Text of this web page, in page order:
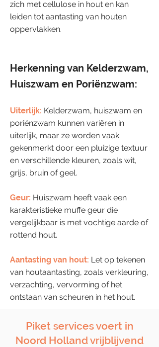
zich met cellulose in hout en kan
leiden tot aantasting van houten
oppervlakken.
Herkenning van Kelderzwam,
Huiszwam en Poriënzwam:
Uiterlijk: Kelderzwam, huiszwam en
poriënzwam kunnen variëren in
uiterlijk, maar ze worden vaak
gekenmerkt door een pluizige textuur
en verschillende kleuren, zoals wit,
grijs, bruin of geel.
Geur: Huiszwam heeft vaak een
karakteristieke muffe geur die
vergelijkbaar is met vochtige aarde of
rottend hout.
Aantasting van hout: Let op tekenen
van houtaantasting, zoals verkleuring,
verzachting, vervorming of het
ontstaan van scheuren in het hout.
Piket services voert in
Noord Holland vrijblijvend